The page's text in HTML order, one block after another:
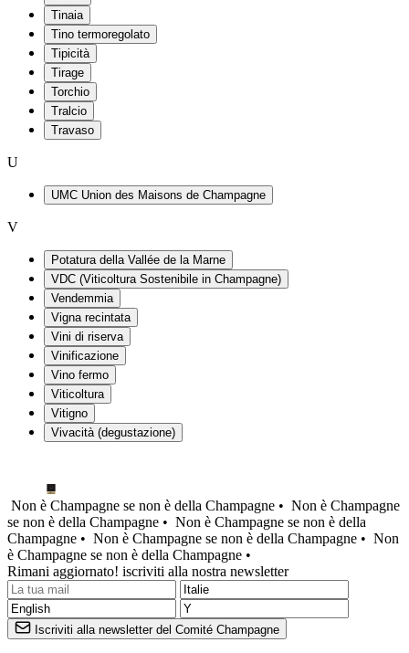
Tinaia
Tino termoregolato
Tipicità
Tirage
Torchio
Tralcio
Travaso
U
UMC Union des Maisons de Champagne
V
Potatura della Vallée de la Marne
VDC (Viticoltura Sostenibile in Champagne)
Vendemmia
Vigna recintata
Vini di riserva
Vinificazione
Vino fermo
Viticoltura
Vitigno
Vivacità (degustazione)
Non è Champagne se non è della Champagne • Non è Champagne
se non è della Champagne • Non è Champagne se non è della
Champagne • Non è Champagne se non è della Champagne • Non
è Champagne se non è della Champagne •
Rimani aggiornato! iscriviti alla nostra newsletter
Iscriviti alla newsletter del Comité Champagne